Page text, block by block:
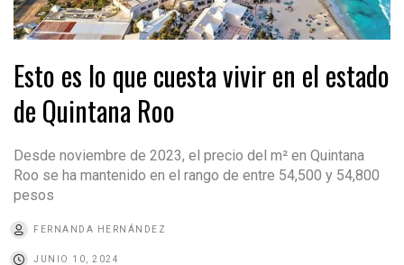
Esto es lo que cuesta vivir en el estado
de Quintana Roo
Desde noviembre de 2023, el precio del m² en Quintana
Roo se ha mantenido en el rango de entre 54,500 y 54,800
pesos
FERNANDA HERNÁNDEZ
JUNIO 10, 2024